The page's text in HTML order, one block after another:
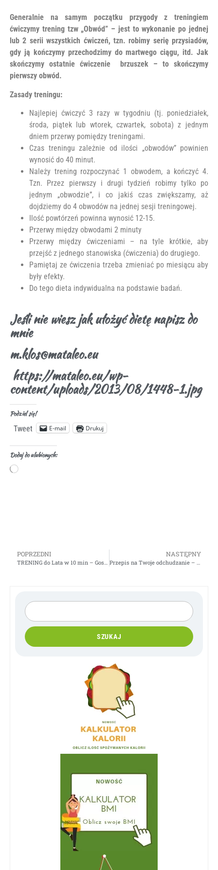
Generalnie na samym początku przygody z treningiem
ćwiczymy trening tzw „Obwód” – jest to wykonanie po jednej
lub 2 serii wszystkich ćwiczeń, tzn. robimy serię przysiadów,
gdy ją kończymy przechodzimy do martwego ciągu, itd. Jak
skończymy ostatnie ćwiczenie brzuszek – to skończymy
pierwszy obwód.
Zasady treningu:
Najlepiej ćwiczyć 3 razy w tygodniu (tj. poniedziałek,
środa, piątek lub wtorek, czwartek, sobota) z jednym
dniem przerwy pomiędzy treningami.
Czas treningu zależnie od ilości „obwodów” powinien
wynosić do 40 minut.
Należy trening rozpoczynać 1 obwodem, a kończyć 4.
Tzn. Przez pierwszy i drugi tydzień robimy tylko po
jednym „obwodzie”, i co jakiś czas zwiększamy, aż
dojdziemy do 4 obwodów na jednej sesji treningowej.
Ilość powtórzeń powinna wynosić 12-15.
Przerwy między obwodami 2 minuty
Przerwy między ćwiczeniami – na tyle krótkie, aby
przejść z jednego stanowiska (ćwiczenia) do drugiego.
Pamiętaj ze ćwiczenia trzeba zmieniać po miesiącu aby
były efekty.
Do tego dieta indywidualna na podstawie badań.
Jeśli nie wiesz jak ułożyć dietę napisz do
mnie
m.klos@mataleo.eu
https://mataleo.eu/wp-
content/uploads/2013/08/1448-1.jpg
Podziel się!
Tweet E-mail Drukuj
Dodaj do ulubionych:
SZUKAJ
POPRZEDNI
TRENING do Lata w 10 min – Gosia Klos
NASTĘPNY
Przepis na Twoje odchudzanie – Gosia Klos